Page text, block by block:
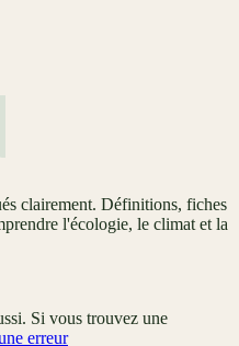
clairement. Définitions, fiches
l'écologie, le climat et la
Si vous trouvez une
erreur